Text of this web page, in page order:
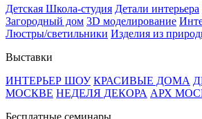
Детская Школа-студия Детали интерьера
Загородный дом 3D моделирование
Люстры/светильники Изделия из
Выставки
ИНТЕРЬЕР ШОУ КРАСИВЫЕ ДОМА
МОСКВЕ НЕДЕЛЯ ДЕКОРА АРХ